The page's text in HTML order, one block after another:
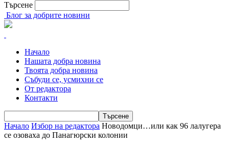
Търсене
Блог за добрите новини
Начало
Нашата добра новина
Твоята добра новина
Събуди се, усмихни се
От редактора
Контакти
Начало Избор на редактора Новодомци…или как 96 лалугера
се озоваха до Панагюрски колонии